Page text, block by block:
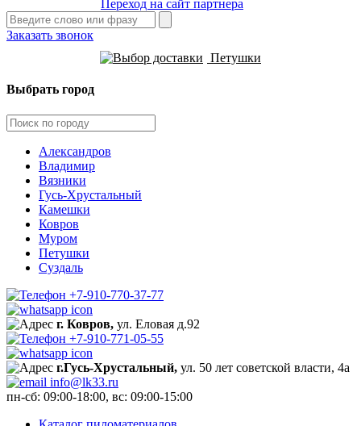
Переход на сайт партнера
Заказать звонок
Петушки
Выбрать город
Александров
Владимир
Вязники
Гусь-Хрустальный
Камешки
Ковров
Муром
Петушки
Суздаль
+7-910-770-37-77
г. Ковров, ул. Еловая д.92
+7-910-771-05-55
г.Гусь-Хрустальный, ул. 50 лет советской власти, 4а
info@lk33.ru
пн-сб: 09:00-18:00, вс: 09:00-15:00